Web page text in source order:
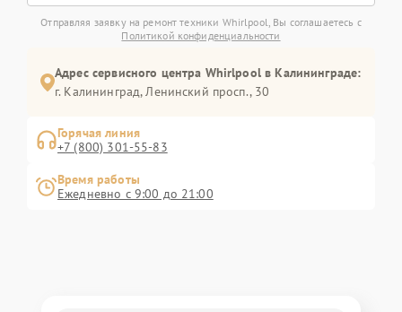
Отправляя заявку на ремонт техники Whirlpool, Вы соглашаетесь с
Политикой конфиденциальности
Адрес сервисного центра Whirlpool в Калининграде:
г. Калининград, Ленинский просп., 30
Горячая линия
+7 (800) 301-55-83
Время работы
Ежедневно с 9:00 до 21:00